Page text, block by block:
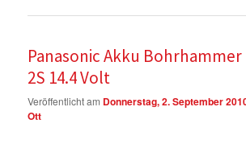
Panasonic Akku Bohrhammer
2S 14.4 Volt
Veröffentlicht am Donnerstag, 2. September
Ott